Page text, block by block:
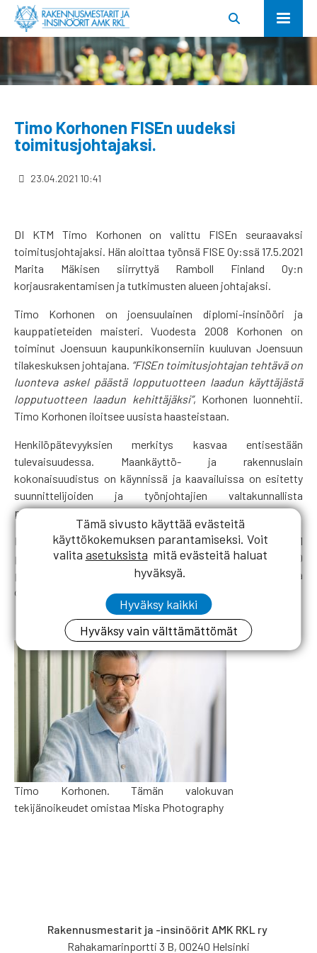
Timo Korhonen FISEn uudeksi
toimitusjohtajaksi.
23.04.2021 10:41
DI KTM Timo Korhonen on valittu FISEn seuraavaksi
toimitusjohtajaksi. Hän aloittaa työnsä FISE Oy:ssä 17.5.2021
Marita Mäkisen siirryttyä Ramboll Finland Oy:n
korjausrakentamisen ja tutkimusten alueen johtajaksi.
Timo Korhonen on joensuulainen diplomi-insinööri ja
kauppatieteiden maisteri. Vuodesta 2008 Korhonen on
toiminut Joensuun kaupunkikonserniin kuuluvan Joensuun
tilakeskuksen johtajana. ”FISEn toimitusjohtajan tehtävä on
luonteva askel päästä lopputuotteen laadun käyttäjästä
lopputuotteen laadun kehittäjäksi”, Korhonen luonnehtii.
Timo Korhonen iloitsee uusista haasteistaan.
Henkilöpätevyyksien merkitys kasvaa entisestään
tulevaisuudessa. Maankäyttö- ja rakennuslain
kokonaisuudistus on käynnissä ja kaavailuissa on esitetty
suunnittelijoiden ja työnjohtajien valtakunnallista
pätevyysrekisteriä, jota ylläpitäisi YM:n valtuuttamat tahot.
FISEn pätevyysjärjestelmässä on tällä hetkellä 81
pätevyysnimikettä. Pätevyysrekisterissä on 9100
pätevyyttä. FISE ylläpitää myös rakennusvirhepankkia, jossa
on 82 rakennusvirhekorttia.
Timo Korhonen. Tämän valokuvan
tekijänoikeudet omistaa Miska Photography
Rakennusmestarit ja -insinöörit AMK RKL ry
Rahakamarinportti 3 B, 00240 Helsinki
Tämä sivusto käyttää evästeitä
käyttökokemuksen parantamiseksi. Voit
valita asetuksista mitä evästeitä haluat
hyväksyä.
Hyväksy kaikki
Hyväksy vain välttämättömät